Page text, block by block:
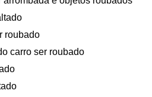
roubado
carro ser roubado